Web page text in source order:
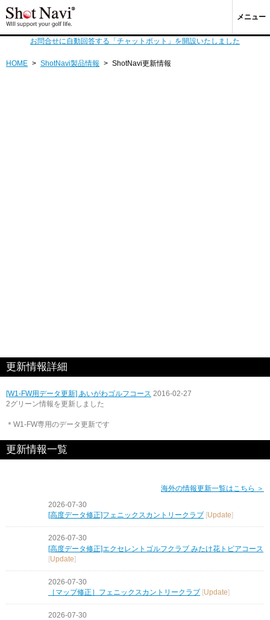
メニュー
お問合せに自動回答する「チャットボット」を開設いたしました
HOME > ShotNavi製品情報 > ShotNavi更新情報
更新情報詳細
[W1-FW用データ更新] あいがわゴルフコース 2016-02-27
2グリーン情報を更新しました
＊W1-FW専用のデータ更新です
更新情報一覧
海外の情報更新一覧はこちら ＞
2026-07-30
[高度データ修正]フェニックスカントリークラブ
Update
2026-07-30
[高度データ修正]エクセレントゴルフクラブ みたけ花トピアコース
[Update]
2026-07-30
［マップ修正］フェニックスカントリークラブ [Update]
2026-07-30